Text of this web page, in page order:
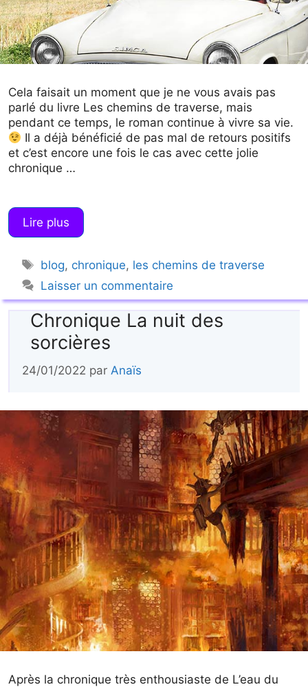
Cela faisait un moment que je ne vous avais pas
parlé du livre Les chemins de traverse, mais
pendant ce temps, le roman continue à vivre sa vie.
Il a déjà bénéficié de pas mal de retours positifs
et c’est encore une fois le cas avec cette jolie
chronique …
Lire plus
Étiquettes
blog, chronique, les chemins de traverse
Laisser un commentaire
Chronique La nuit des
sorcières
24/01/2022 par Anaïs
Après la chronique très enthousiaste de L’eau du